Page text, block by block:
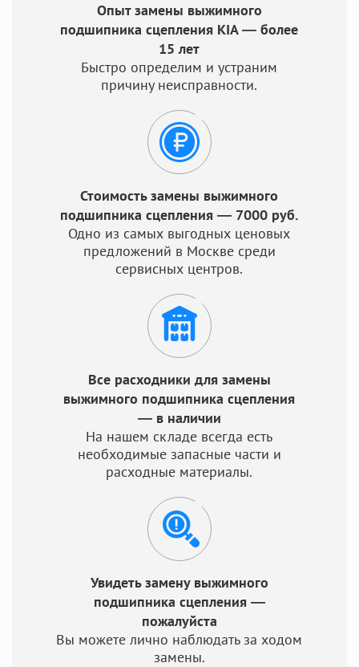
Опыт замены выжимного
подшипника сцепления KIA — более
15 лет
Быстро определим и устраним
причину неисправности.
Стоимость замены выжимного
подшипника сцепления — 7000 руб.
Одно из самых выгодных ценовых
предложений в Москве среди
сервисных центров.
Все расходники для замены
выжимного подшипника сцепления
— в наличии
На нашем складе всегда есть
необходимые запасные части и
расходные материалы.
Увидеть замену выжимного
подшипника сцепления —
пожалуйста
Вы можете лично наблюдать за ходом
замены.